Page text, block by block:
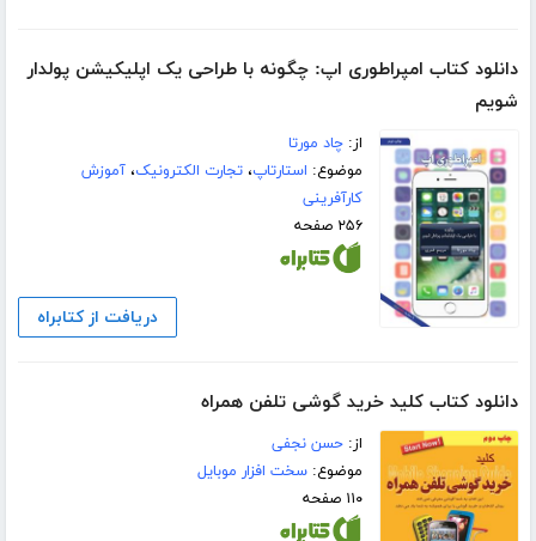
دانلود کتاب امپراطوری اپ: چگونه با طراحی یک اپلیکیشن پولدار
شویم
از:چاد مورتا
موضوع: استارتاپ،تجارت الکترونیک،آموزش
کارآفرینی
۲۵۶ صفحه
دریافت از کتابراه
دانلود کتاب کلید خرید گوشی تلفن همراه
از:حسن نجفی
موضوع:سخت افزار موبایل
۱۱۰ صفحه